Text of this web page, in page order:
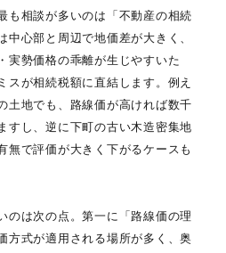
も相談が多いのは「不動産の相続
中心部と周辺で地価差が大きく、
実勢価格の乖離が生じやすいた
スが相続税額に直結します。例え
土地でも、路線価が高ければ数千
すし、逆に下町の古い木造密集地
無で評価が大きく下がるケースも
のは次の点。第一に「路線価の理
方式が適用される場所が多く、奥